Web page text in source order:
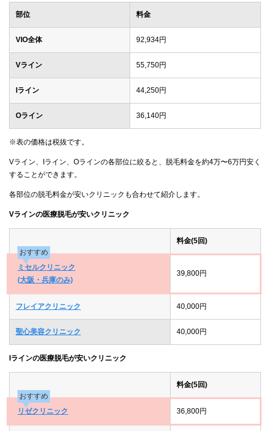
部位 料金
VIO全体 92,934円
Vライン 55,750円
Iライン 44,250円
Oライン 36,140円
※表の価格は税抜です。
Vライン、Iライン、Oラインの各部位に絞ると、脱毛料金を約4万〜6万円安く
することができます。
各部位の脱毛料金が安いクリニックも合わせて紹介します。
Vラインの医療脱毛が安いクリニック
料金(5回)
おすすめ
ミセルクリニック
(大阪・兵庫のみ)
39,800円
フレイアクリニック 40,000円
聖心美容クリニック 40,000円
Iラインの医療脱毛が安いクリニック
料金(5回)
おすすめ
リゼクリニック
36,800円